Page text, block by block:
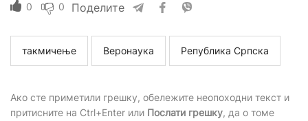
0 0 Поделите
такмичење Веронаука Република Српска
Ако сте приметили грешку, обележите неопоходни текст и
притисните на Ctrl+Enter или Послати грешку, да о томе